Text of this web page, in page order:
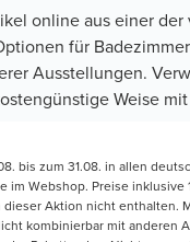
online aus einer der
für
Ausstellungen.
Weise
bis zum 31.08. in allen
im Webshop. Preise inklusive
Aktion nicht enthalten.
kombinierbar mit anderen